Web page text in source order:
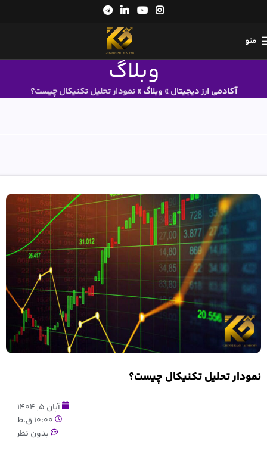
منو
وبلاگ
آکادمی ارز دیجیتال» وبلاگ»نمودار تحلیل تکنیکال چیست؟
نمودار تحلیل تکنیکال چیست؟
آبان 5, 1404
10:00 ق.ظ
بدون نظر